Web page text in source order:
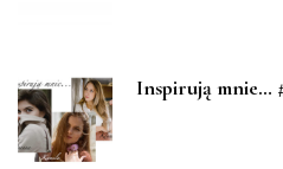
Inspirują mnie…